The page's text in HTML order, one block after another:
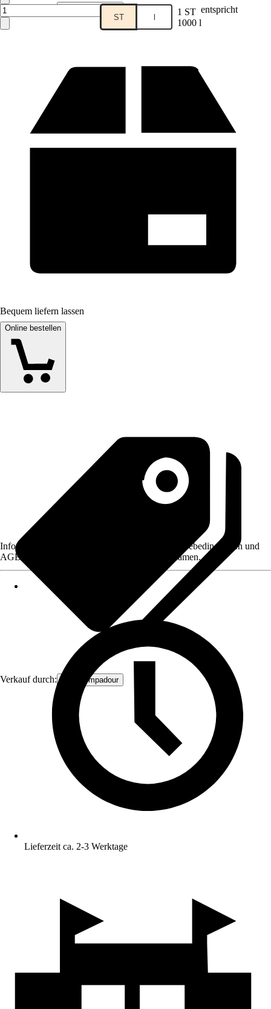
Verkauf durch: MissPompadour
ST l 1 ST entspricht
1000 l
Bequem liefern lassen
Online bestellen
Verkauf durch: MissPompadour
Informationen des Verkäufers, wie z. B. Rückgabebedingungen und
AGB, finden Sie bei Klick auf den Verkäufernamen.
Lieferzeit ca. 2-3 Werktage